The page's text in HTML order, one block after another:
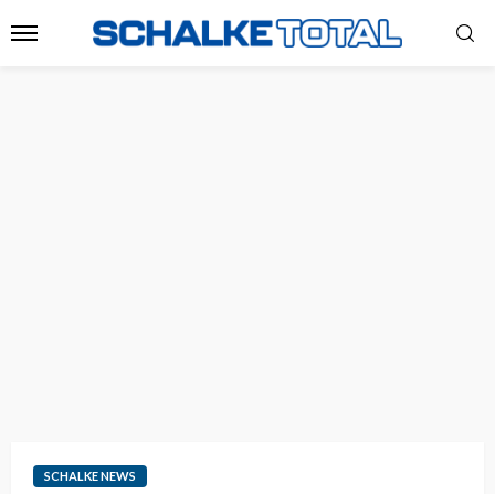
SCHALKE NEWS